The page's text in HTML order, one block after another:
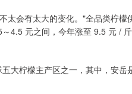
太会有太大的变化。"全品类柠檬
4.5 元之间，今年涨至 9.5 元 /
大柠檬主产区之一，其中，安岳